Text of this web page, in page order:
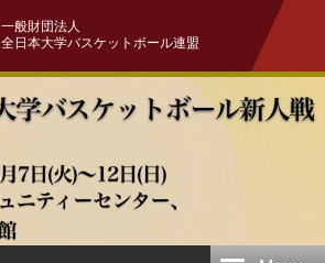
一般財団法人
全日本大学バスケットボール連盟